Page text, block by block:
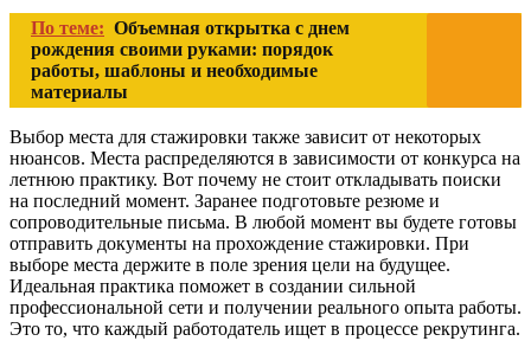
По теме: Объемная открытка с днем
рождения своими руками: порядок
работы, шаблоны и необходимые
материалы
Выбор места для стажировки также зависит от некоторых
нюансов. Места распределяются в зависимости от конкурса на
летнюю практику. Вот почему не стоит откладывать поиски
на последний момент. Заранее подготовьте резюме и
сопроводительные письма. В любой момент вы будете готовы
отправить документы на прохождение стажировки. При
выборе места держите в поле зрения цели на будущее.
Идеальная практика поможет в создании сильной
профессиональной сети и получении реального опыта работы.
Это то, что каждый работодатель ищет в процессе рекрутинга.